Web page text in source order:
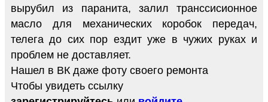
вырубил из паранита, залил транссисионное
масло для механических коробок передач,
телега до сих пор ездит уже в чужих руках и
проблем не доставляет.
Нашел в ВК даже фоту своего ремонта
Чтобы увидеть ссылку